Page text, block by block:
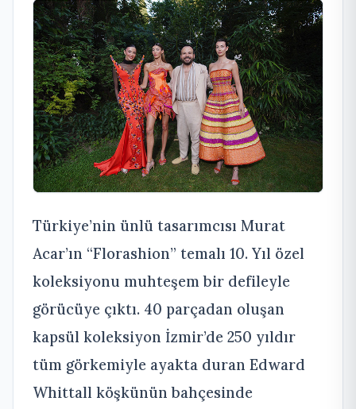
Türkiye’nin ünlü tasarımcısı Murat
Acar’ın “Florashion” temalı 10. Yıl özel
koleksiyonu muhteşem bir defileyle
görücüye çıktı. 40 parçadan oluşan
kapsül koleksiyon İzmir’de 250 yıldır
tüm görkemiyle ayakta duran Edward
Whittall köşkünün bahçesinde